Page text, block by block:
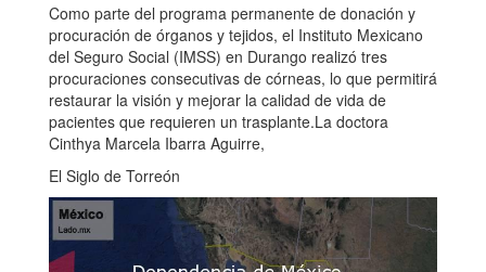
Como parte del programa permanente de donación y
procuración de órganos y tejidos, el Instituto Mexicano
del Seguro Social (IMSS) en Durango realizó tres
procuraciones consecutivas de córneas, lo que permitirá
restaurar la visión y mejorar la calidad de vida de
pacientes que requieren un trasplante.La doctora
Cinthya Marcela Ibarra Aguirre,
El Siglo de Torreón